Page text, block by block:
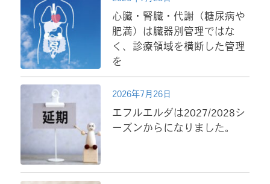
心臓・腎臓・代謝（糖尿病や
肥満）は臓器別管理ではな
く、診療領域を横断した管理
を
エフルエルダは2027/2028シ
ーズンからになりました。
2026年7月26日